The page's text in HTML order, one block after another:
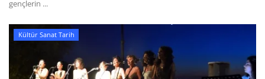
gençlerin ...
Kültür Sanat Tarih